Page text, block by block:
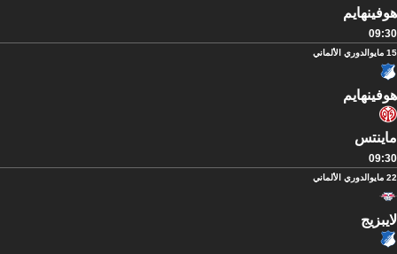
هوفينهايم
09:30
15 مايو الدوري الألماني
هوفينهايم
ماينتس
09:30
22 مايو الدوري الألماني
لايبزيج